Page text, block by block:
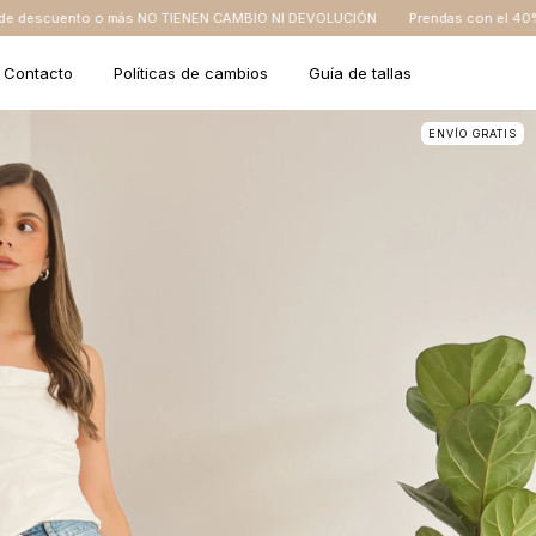
CAMBIO NI DEVOLUCIÓN Prendas con el 40% de descuento o más NO
Contacto Políticas de cambios Guía de tallas
ENVÍO GRATIS